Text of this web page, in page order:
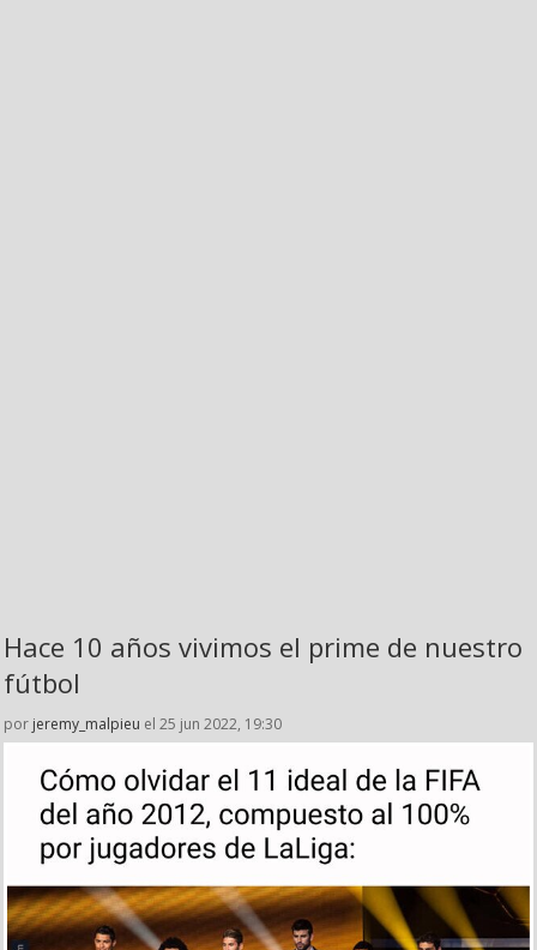
Hace 10 años vivimos el prime de nuestro
fútbol
por jeremy_malpieu el 25 jun 2022, 19:30